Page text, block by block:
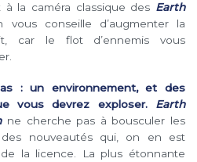
la caméra classique des Earth
vous conseille d’augmenter la
car le flot d’ennemis vous
: un environnement, et des
vous devrez exploser. Earth
ne cherche pas à bousculer les
des nouveautés qui, on en est
la licence. La plus étonnante